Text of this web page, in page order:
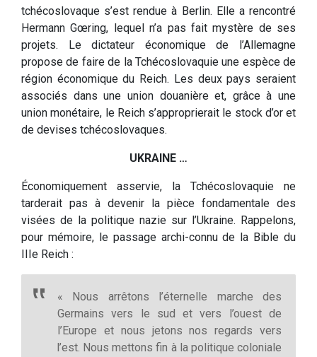
tchécoslovaque s’est rendue à Berlin. Elle a rencontré
Hermann Gœring, lequel n’a pas fait mystère de ses
projets. Le dictateur économique de l’Allemagne
propose de faire de la Tchécoslovaquie une espèce de
région économique du Reich. Les deux pays seraient
associés dans une union douanière et, grâce à une
union monétaire, le Reich s’approprierait le stock d’or et
de devises tchécoslovaques.
UKRAINE …
Économiquement asservie, la Tchécoslovaquie ne
tarderait pas à devenir la pièce fondamentale des
visées de la politique nazie sur l’Ukraine. Rappelons,
pour mémoire, le passage archi-connu de la Bible du
IIIe Reich :
« Nous arrêtons l’éternelle marche des
Germains vers le sud et vers l’ouest de
l’Europe et nous jetons nos regards vers
l’est. Nous mettons fin à la politique coloniale